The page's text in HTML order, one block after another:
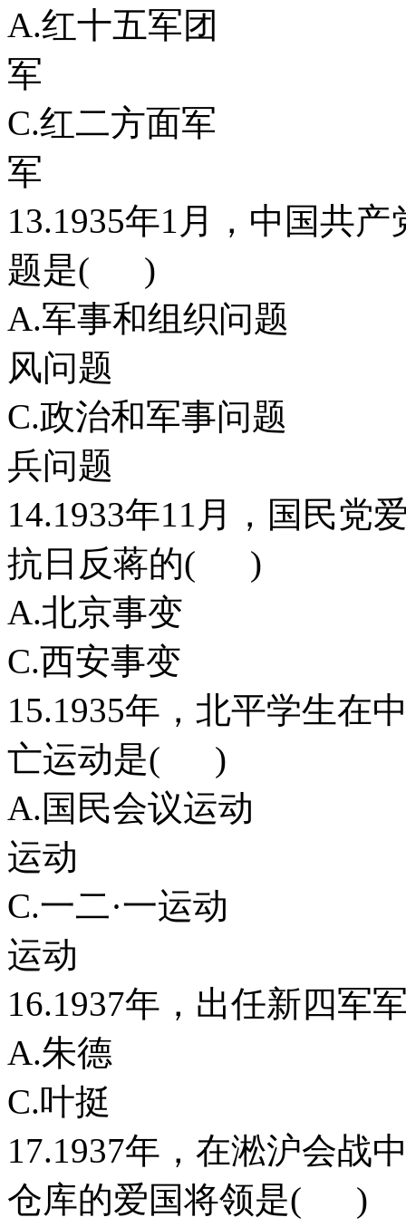
A.红十五军
军
C.红二方
军
13.1935年1月，中国共
题是( )
A.军事和组
风问题
C.政治和军
兵问题
14.1933年11月，国民党
抗日反蒋的( )
A.北京事
C.西安事
15.1935年，北平学生在
亡运动是( )
A.国民会议
运动
C.一二·一
运动
16.1937年，出任新四
A.朱德
C.叶挺
17.1937年，在淞沪会战
仓库的爱国将领是( )